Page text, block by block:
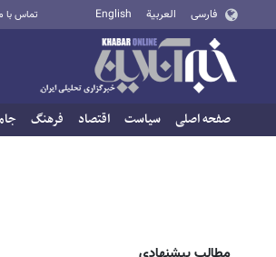
فارسی العربية English تماس با
صفحه اصلی سیاست اقتصاد فرهنگ